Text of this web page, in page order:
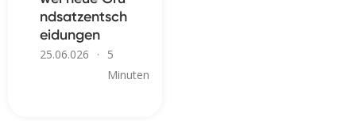
ndsatzentsch
eidungen
25.06.026 ·
5
Minuten